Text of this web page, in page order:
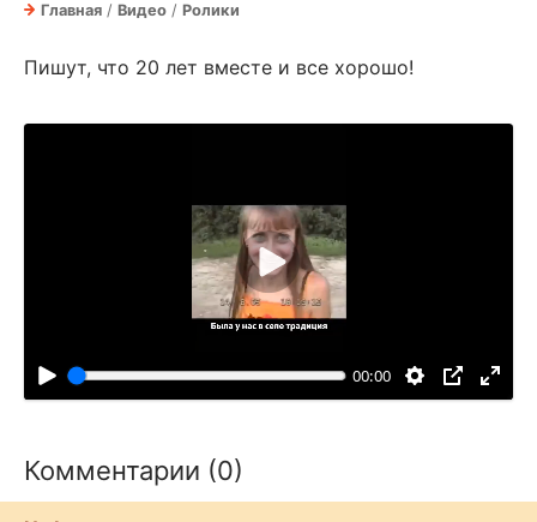
Главная / Видео / Ролики
Пишут, что 20 лет вместе и все хорошо!
00:00
В
о
п
р
Комментарии (0)